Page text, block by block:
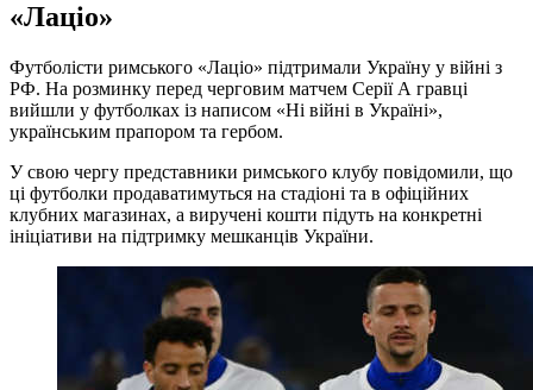
«Лаціо»
Футболісти римського «Лаціо» підтримали Україну у війні з
РФ. На розминку перед черговим матчем Серії А гравці
вийшли у футболках із написом «Ні війні в Україні»,
українським прапором та гербом.
У свою чергу представники римського клубу повідомили, що
ці футболки продаватимуться на стадіоні та в офіційних
клубних магазинах, а виручені кошти підуть на конкретні
ініціативи на підтримку мешканців України.